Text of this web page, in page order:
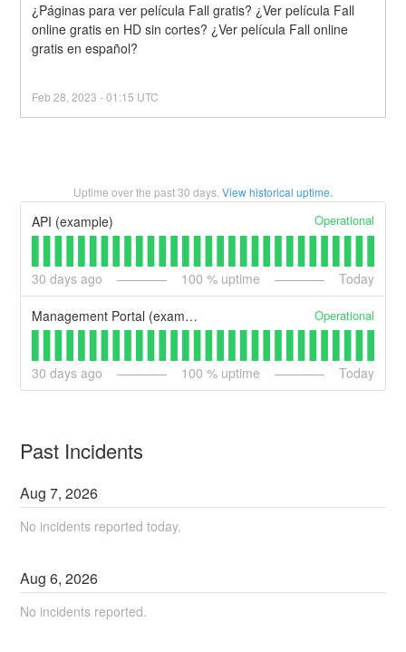
¿Páginas para ver película Fall gratis? ¿Ver película Fall
online gratis en HD sin cortes? ¿Ver película Fall online
gratis en español?
Feb28 ,2023 -01:15 UTC
Uptime over the past30 days. View historical uptime.
API (example) Operational
30 days ago 100 % uptime Today
Management Portal (example) Operational
30 days ago 100 % uptime Today
Past Incidents
Aug7,2026
No incidents reported today.
Aug6,2026
No incidents reported.